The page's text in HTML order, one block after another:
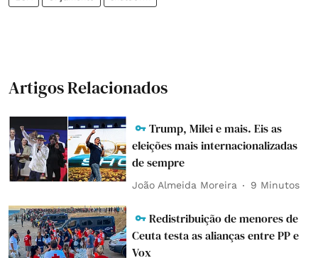
Artigos Relacionados
Trump, Milei e mais. Eis as
eleições mais internacionalizadas
de sempre
João Almeida Moreira 9 Minutos
Redistribuição de menores de
Ceuta testa as alianças entre PP e
Vox